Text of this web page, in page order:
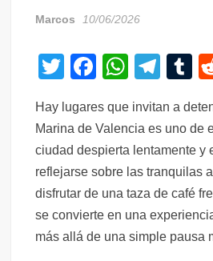
Marcos 10/06/2026
T
tt
er
F
c
e
b
o
o
k
W
at
s
A
p
p
T
e
gr
a
m
T
bl
r
Hay lugares que invitan a
Marina de Valencia es uno de
ciudad despierta lentamente y
reflejarse sobre las tranquilas
disfrutar de una taza de café
se convierte en una
más allá de una simple pausa